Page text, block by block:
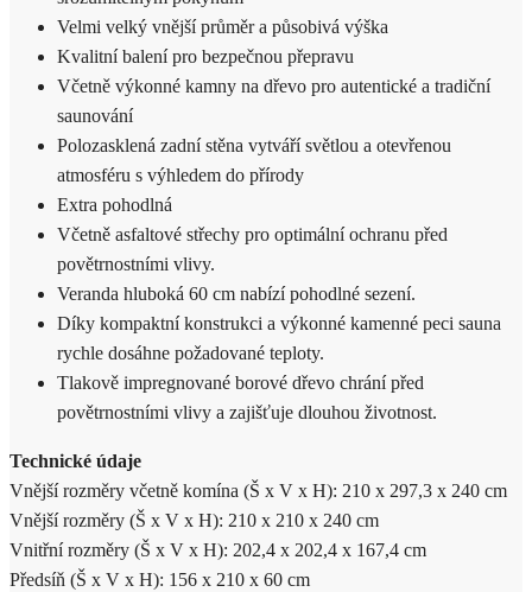
Velmi velký vnější průměr a působivá výška
Kvalitní balení pro bezpečnou přepravu
Včetně výkonné kamny na dřevo pro autentické a tradiční
saunování
Polozasklená zadní stěna vytváří světlou a otevřenou
atmosféru s výhledem do přírody
Extra pohodlná
Včetně asfaltové střechy pro optimální ochranu před
povětrnostními vlivy.
Veranda hluboká 60 cm nabízí pohodlné sezení.
Díky kompaktní konstrukci a výkonné kamenné peci sauna
rychle dosáhne požadované teploty.
Tlakově impregnované borové dřevo chrání před
povětrnostními vlivy a zajišťuje dlouhou životnost.
Technické údaje
Vnější rozměry včetně komína (Š x V x H): 210 x 297,3 x 240 cm
Vnější rozměry (Š x V x H): 210 x 210 x 240 cm
Vnitřní rozměry (Š x V x H): 202,4 x 202,4 x 167,4 cm
Předsíň (Š x V x H): 156 x 210 x 60 cm